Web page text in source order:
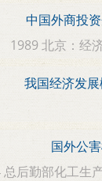
中国外商投
1989 北京：经
我国经济发
国外公
总后勤部化工生